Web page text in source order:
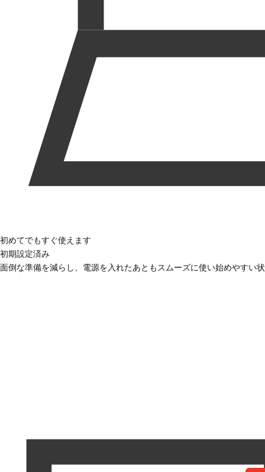
初めてでもすぐ使えます
初期設定済み
面倒な準備を減らし、電源を入れたあともスムーズに使い始めやすい